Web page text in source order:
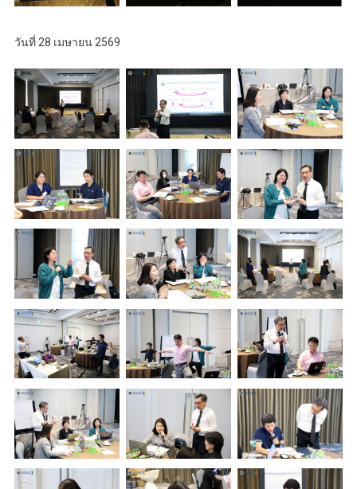
วันที่ 28 เมษายน 2569